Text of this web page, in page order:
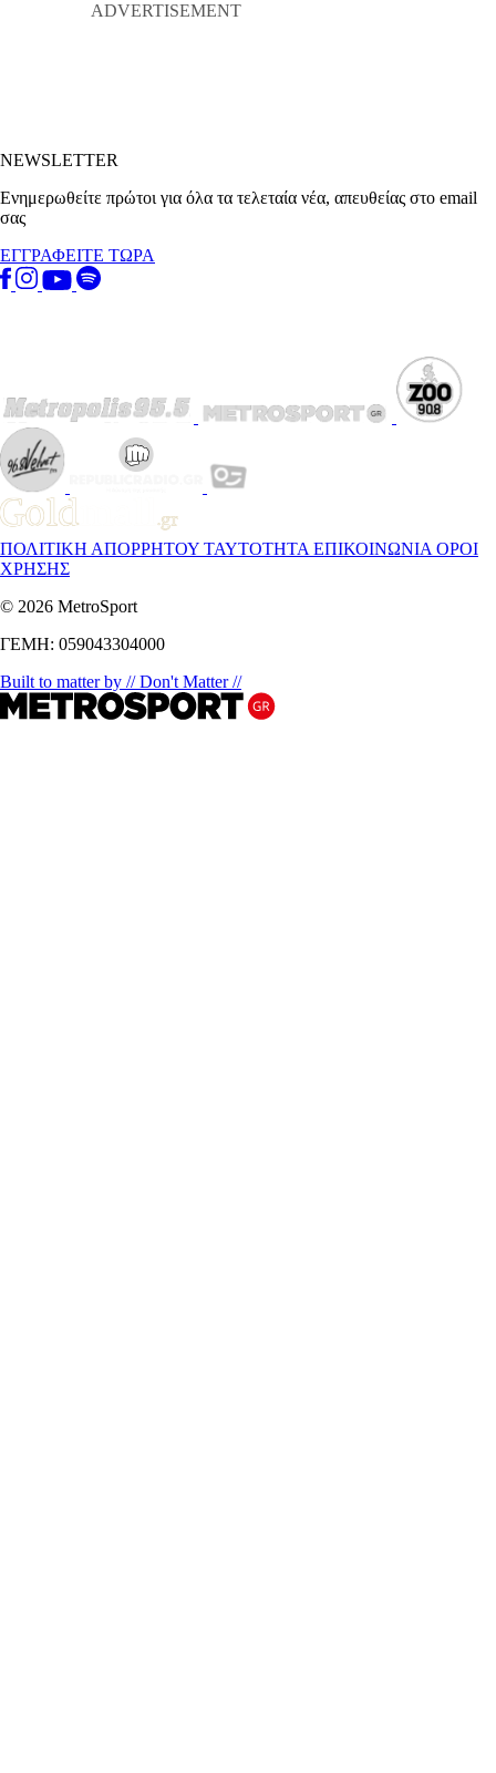
NEWSLETTER
Ενημερωθείτε πρώτοι για όλα τα τελεταία νέα, απευθείας στο email
σας
ΕΓΓΡΑΦΕΙΤΕ ΤΩΡΑ
ΠΟΛΙΤΙΚΗ ΑΠΟΡΡΗΤΟΥ ΤΑΥΤΟΤΗΤΑ ΕΠΙΚΟΙΝΩΝΙΑ ΟΡΟΙ
ΧΡΗΣΗΣ
© 2026 MetroSport
ΓΕΜΗ: 059043304000
Built to matter by // Don't Matter //